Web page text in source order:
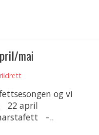
mai
og vi
22 april
–..